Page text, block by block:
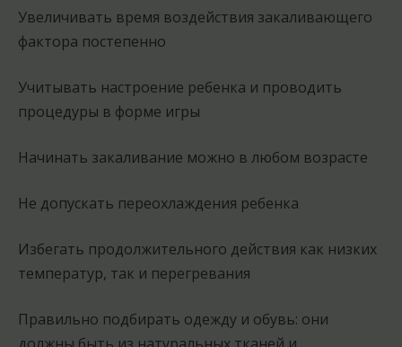
Увеличивать время воздействия закаливающего
фактора постепенно
Учитывать настроение ребенка и проводить
процедуры в форме игры
Начинать закаливание можно в любом возрасте
Не допускать переохлаждения ребенка
Избегать продолжительного действия как низких
температур, так и перегревания
Правильно подбирать одежду и обувь: они